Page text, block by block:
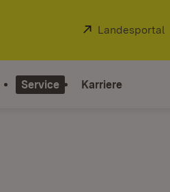
Extern:
Landesportal
Service Karriere